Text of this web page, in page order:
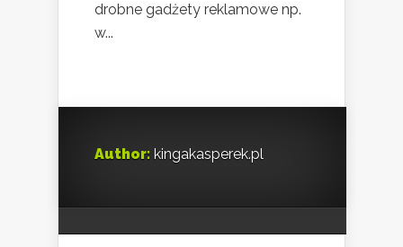
drobne gadżety reklamowe np.
w...
Author: kingakasperek.pl